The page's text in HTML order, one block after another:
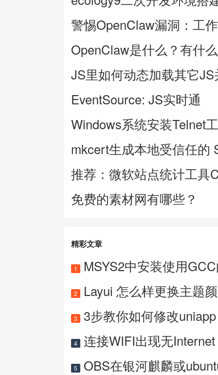
警惕OpenClaw漏洞：工
OpenClaw是什么？有什
JS里如何动态加载其它
EventSource: JS实时通
Windows系统安装Telnet工
mkcert生成本地受信任的
推荐：微软站点统计工具
免费的素材网有哪些？
精彩文章
1 MSYS2中安装使用
2 Layui 怎么样更换主题
3 3步教你如何修改
4 连接WIFI出现无Internet
5 OBS在银河麒麟或